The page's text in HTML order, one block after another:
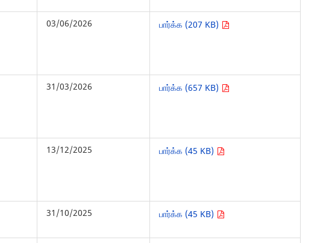
03/06/2026 பார்க்க (207 KB)
31/03/2026 பார்க்க (657 KB)
13/12/2025 பார்க்க (45 KB)
31/10/2025 பார்க்க (45 KB)